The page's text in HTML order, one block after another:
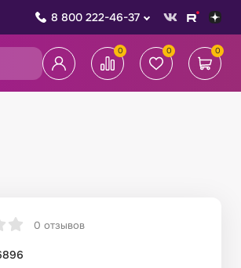
8 800 222-46-37
0 0 0
0 отзывов